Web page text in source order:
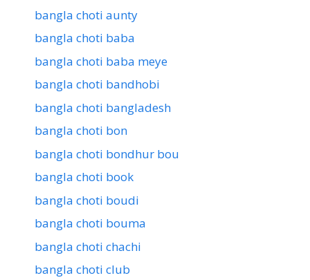
bangla choti aunty
bangla choti baba
bangla choti baba meye
bangla choti bandhobi
bangla choti bangladesh
bangla choti bon
bangla choti bondhur bou
bangla choti book
bangla choti boudi
bangla choti bouma
bangla choti chachi
bangla choti club